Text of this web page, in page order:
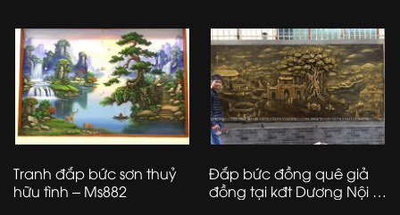
Tranh đắp bức sơn thuỷ
hữu tình – Ms882
Đắp bức đồng quê giả
đồng tại kđt Dương Nội –